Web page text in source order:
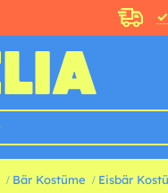
Bär Kostüme Eisbär